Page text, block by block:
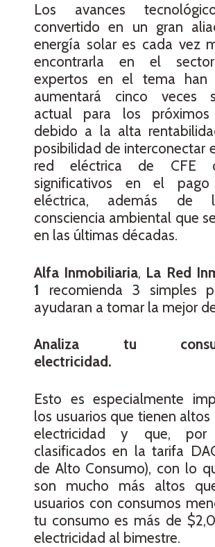
Los avances
convertido en un gran
energía solar es cada vez
encontrarla en el sector
expertos en el tema han
aumentará cinco veces
actual para los
debido a la alta
posibilidad de interconectar
red eléctrica de CFE
significativos en el
eléctrica, además de
consciencia ambiental que
en las últimas décadas.
Alfa Inmobiliaria, La Red
1 recomienda 3 simples
ayudaran a tomar la mejor
Analiza tu
electricidad.
Esto es especialmente
los usuarios que tienen
electricidad y que, por
clasificados en la tarifa
de Alto Consumo), con lo
son mucho más altos
usuarios con consumos
tu consumo es más de
electricidad al bimestre.